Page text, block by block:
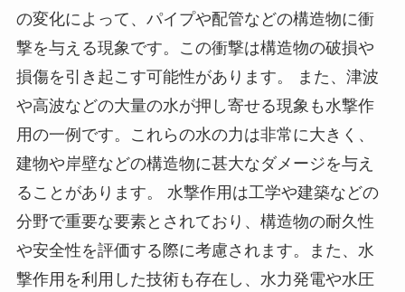
の変化によって、パイプや配管などの構造物に衝
撃を与える現象です。この衝撃は構造物の破損や
損傷を引き起こす可能性があります。 また、津波
や高波などの大量の水が押し寄せる現象も水撃作
用の一例です。これらの水の力は非常に大きく、
建物や岸壁などの構造物に甚大なダメージを与え
ることがあります。 水撃作用は工学や建築などの
分野で重要な要素とされており、構造物の耐久性
や安全性を評価する際に考慮されます。また、水
撃作用を利用した技術も存在し、水力発電や水圧